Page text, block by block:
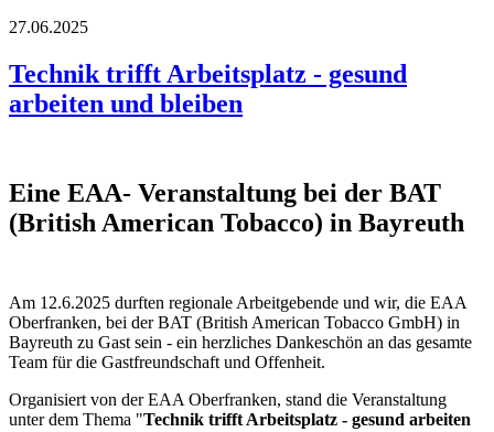
27.06.2025
Technik trifft Arbeitsplatz - gesund
arbeiten und bleiben
Eine EAA- Veranstaltung bei der BAT
(British American Tobacco) in Bayreuth
Am 12.6.2025 durften regionale Arbeitgebende und wir, die EAA
Oberfranken, bei der BAT (British American Tobacco GmbH) in
Bayreuth zu Gast sein - ein herzliches Dankeschön an das gesamte
Team für die Gastfreundschaft und Offenheit.
Organisiert von der EAA Oberfranken, stand die Veranstaltung
unter dem Thema "Technik trifft Arbeitsplatz - gesund arbeiten